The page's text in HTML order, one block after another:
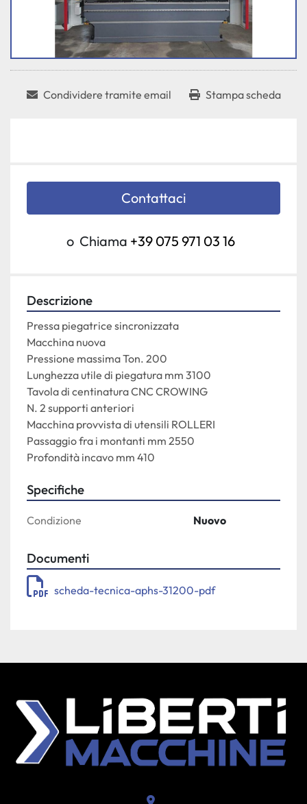
Condividere tramite email Stampa scheda
Contattaci
o Chiama +39 075 971 03 16
Descrizione
Pressa piegatrice sincronizzata
Macchina nuova
Pressione massima Ton. 200
Lunghezza utile di piegatura mm 3100
Tavola di centinatura CNC CROWING
N. 2 supporti anteriori
Macchina provvista di utensili ROLLERI
Passaggio fra i montanti mm 2550
Profondità incavo mm 410
Specifiche
Condizione Nuovo
Documenti
scheda-tecnica-aphs-31200-pdf